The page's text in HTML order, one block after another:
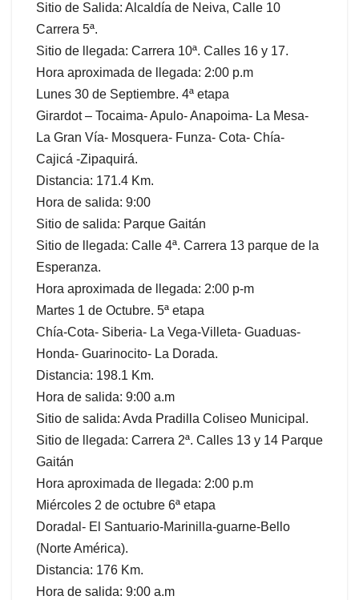
Sitio de Salida: Alcaldía de Neiva, Calle 10
Carrera 5ª.
Sitio de llegada: Carrera 10ª. Calles 16 y 17.
Hora aproximada de llegada: 2:00 p.m
Lunes 30 de Septiembre. 4ª etapa
Girardot – Tocaima- Apulo- Anapoima- La Mesa-
La Gran Vía- Mosquera- Funza- Cota- Chía-
Cajicá -Zipaquirá.
Distancia: 171.4 Km.
Hora de salida: 9:00
Sitio de salida: Parque Gaitán
Sitio de llegada: Calle 4ª. Carrera 13 parque de la
Esperanza.
Hora aproximada de llegada: 2:00 p-m
Martes 1 de Octubre. 5ª etapa
Chía-Cota- Siberia- La Vega-Villeta- Guaduas-
Honda- Guarinocito- La Dorada.
Distancia: 198.1 Km.
Hora de salida: 9:00 a.m
Sitio de salida: Avda Pradilla Coliseo Municipal.
Sitio de llegada: Carrera 2ª. Calles 13 y 14 Parque
Gaitán
Hora aproximada de llegada: 2:00 p.m
Miércoles 2 de octubre 6ª etapa
Doradal- El Santuario-Marinilla-guarne-Bello
(Norte América).
Distancia: 176 Km.
Hora de salida: 9:00 a.m